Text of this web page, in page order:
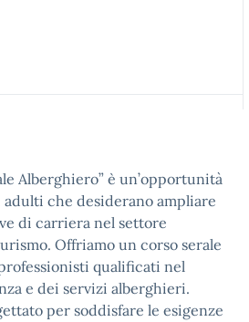
Alberghiero” è un’opportunità
che desiderano ampliare
di carriera nel settore
Offriamo un corso serale
qualificati nel
e dei servizi alberghieri.
per soddisfare le esigenze